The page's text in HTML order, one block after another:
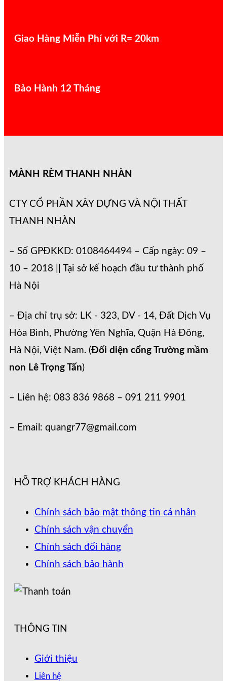
Giao Hàng Miễn Phí với R= 20km
Bảo Hành 12 Tháng
MÀNH RÈM THANH NHÀN
CTY CỔ PHẦN XÂY DỰNG VÀ NỘI THẤT
THANH NHÀN
– Số GPĐKKD: 0108464494 – Cấp ngày: 09 –
10 – 2018 || Tại sở kế hoạch đầu tư thành phố
Hà Nội
– Địa chỉ trụ sở: LK - 323, DV - 14, Đất Dịch Vụ
Hòa Bình, Phường Yên Nghĩa, Quận Hà Đông,
Hà Nội, Việt Nam. (Đối diện cổng Trường mầm
non Lê Trọng Tấn)
– Liên hệ: 083 836 9868 – 091 211 9901
– Email: quangr77@gmail.com
HỖ TRỢ KHÁCH HÀNG
Chính sách bảo mật thông tin cá nhân
Chính sách vận chuyển
Chính sách đổi hàng
Chính sách bảo hành
THÔNG TIN
Giới thiệu
Liên hệ